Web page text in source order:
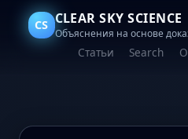
CS CLEAR SKY SCIENCE
Объяснения на основе
Статьи Search